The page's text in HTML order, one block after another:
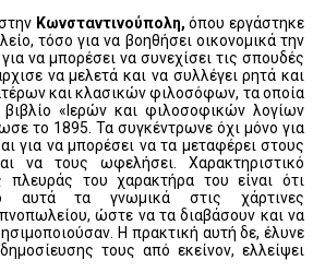
Κωνσταντινούπολη, όπου εργάστηκε
τόσο για να βοηθήσει οικονομικά την
να μπορέσει να συνεχίσει τις σπουδές
να μελετά και να συλλέγει ρητά και
και κλασικών φιλοσόφων, τα οποία
«Ιερών και φιλοσοφικών λογίων
το 1895. Τα συγκέντρωνε όχι μόνο για
για να μπορέσει να τα μεταφέρει στους
να τους ωφελήσει. Χαρακτηριστικό
πλευράς του χαρακτήρα του είναι ότι
αυτά τα γνωμικά στις χάρτινες
ώστε να τα διαβάσουν και να
Η πρακτική αυτή δε, έλυνε
τους από εκείνον, ελλείψει